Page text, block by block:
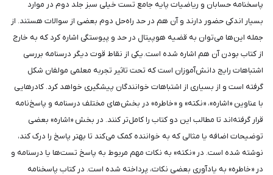
پاسخنامه حسابان و ریاضیات پایه جامع تست خیلی سبز جلد دوم در موارد
بسیار اندکی حضور دارند و آن هم در حد راه‌حل دوم بعضی از سوالات هستند. از
جمله این‌ها می‌توان به قضیه هوپیتال در حد و پیوستگی اشاره کرد که به خارج
از کتاب بودن آن هم اشاره شده است. یکی از نقاط قوت دیگر درسنامه بررسی
اشتباهات رایج دانش‌آموزان است که تحت تاثیر تجربه معلمی مولفان شکل
گرفته است و از بسیاری از اشتباهات خوانندگان پیشگیری خواهد کرد. کادرهایی
با عناوین «اشاره»، «نکته» و «خاطره» در بخش‌های مختلف درسنامه و پاسخ‌نامه
قرار گرفته‌اند تا مطالب این دو کتاب را کامل‌تر کنند. در بخش «اشاره» بعضی
توضیحات اضافه یا مثالی که به خواننده کمک می‌کند تا بهتر پاسخ را درک کند،
نوشته شده است. در «نکته» به نکات مهم مربوط به پاسخ تست‌ها یا درسنامه و
در «خاطره» به یادآوری بعضی نکات، پرداخته شده است. در کتاب پاسخنامه